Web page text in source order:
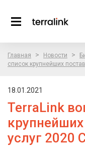
Главная > Новости >
список крупнейших
18.01.2021
TerraLink
услуг 2020